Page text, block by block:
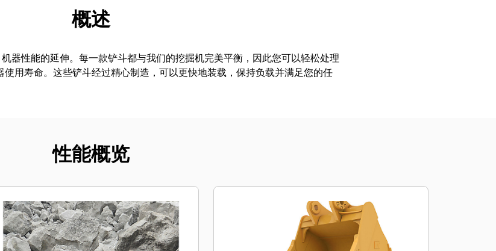
展示
概述
器性能的延伸。每一款铲斗都与我们的挖掘机完美平衡，因此您可以轻松处理
用寿命。这些铲斗经过精心制造，可以更快地装载，保持负载并满足您的任
性能概览